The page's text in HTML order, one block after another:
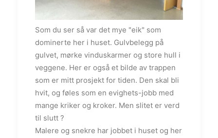
Som du ser så var det mye "eik" som
dominerte her i huset. Gulvbelegg på
gulvet, mørke vinduskarmer og store hull i
veggene. Her er også et bilde av trappen
som er mitt prosjekt for tiden. Den skal bli
hvit, og føles som en evighets-jobb med
mange kriker og kroker. Men slitet er verd
til slutt ?
Malere og snekre har jobbet i huset og her